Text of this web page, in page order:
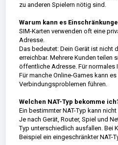
zu anderen Spielern nötig sind.
Warum kann es
SIM-Karten verwenden oft eine
Adresse.
Das bedeutet: Dein Gerät ist nicht
erreichbar. Mehrere Kunden teilen
öffentliche Adresse. Für normales
Für manche Online-Games kann es
Verbindungsproblemen führen.
Welchen NAT-Typ bekomme
Ein bestimmter NAT-Typ kann
Je nach Gerät, Router, Spiel und
Typ unterschiedlich ausfallen. Bei
Beispiel ein eingeschränkter NAT-